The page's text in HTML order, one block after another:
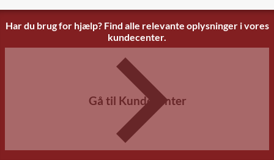
Har du brug for hjælp? Find alle relevante oplysninger i vores
kundecenter.
Gå til Kundecenter